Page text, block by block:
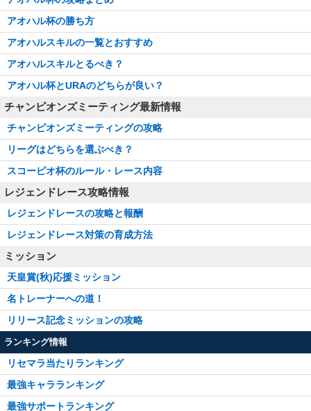
アオハル杯の勝ち方
アオハルスキルの一覧とおすすめ
アオハルスキルとるべき？
アオハル杯とURAのどちらが良い？
チャンピオンズミーティング最新情報
チャンピオンズミーティングの攻略
リーグはどちらを選ぶべき？
スコーピオ杯のルール・レース内容
レジェンドレース攻略情報
レジェンドレースの攻略と報酬
レジェンドレース対策の育成方法
ミッション
天皇賞(秋)応援ミッション
名トレーナーへの道！
リリース記念ミッションの攻略
ランキング情報
リセマラ当たりランキング
最強キャラランキング
最強サポートランキング